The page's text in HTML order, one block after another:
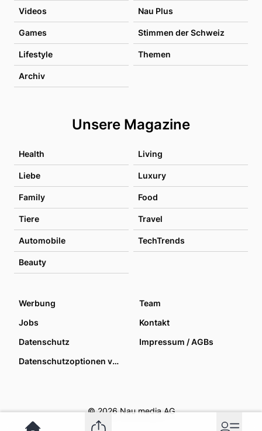
Videos Nau Plus
Games Stimmen der Schweiz
Lifestyle Themen
Archiv
Unsere Magazine
Health Living
Liebe Luxury
Family Food
Tiere Travel
Automobile TechTrends
Beauty
Werbung
Team
Jobs
Kontakt
Datenschutz
Impressum / AGBs
Datenschutzoptionen verwalten
© 2026 Nau media AG